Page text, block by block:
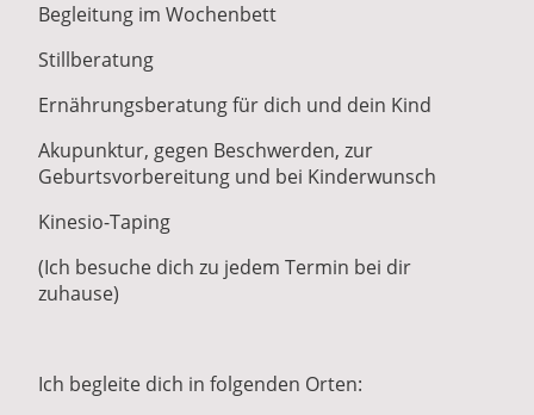
Begleitung im Wochenbett
Stillberatung
Ernährungsberatung für dich und dein Kind
Akupunktur, gegen Beschwerden, zur
Geburtsvorbereitung und bei Kinderwunsch
Kinesio-Taping
(Ich besuche dich zu jedem Termin bei dir
zuhause)
Ich begleite dich in folgenden Orten: